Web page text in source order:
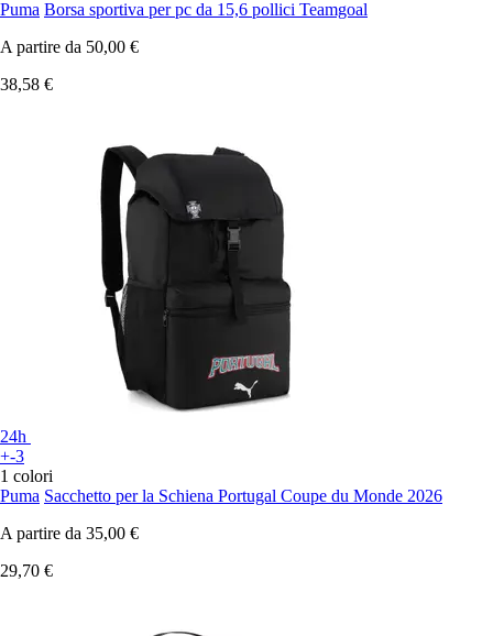
Puma Borsa sportiva per pc da 15,6 pollici Teamgoal
A partire da 50,00 €
38,58 €
24h
+-3
1 colori
Puma Sacchetto per la Schiena Portugal Coupe du Monde 2026
A partire da 35,00 €
29,70 €